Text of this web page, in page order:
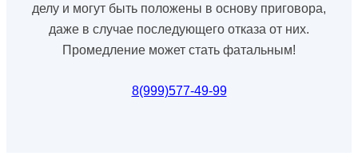
делу и могут быть положены в основу приговора,
даже в случае последующего отказа от них.
Промедление может стать фатальным!
8(999)577-49-99